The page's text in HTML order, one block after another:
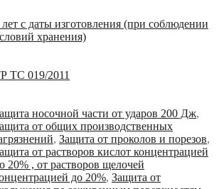
лет с даты изготовления (при соблюдении
хранения)
ТС 019/2011
носочной части от ударов 200 Дж,
от общих производственных
, Защита от проколов и порезов,
от растворов кислот концентрацией
20% , от растворов щелочей
до 20%, Защита от